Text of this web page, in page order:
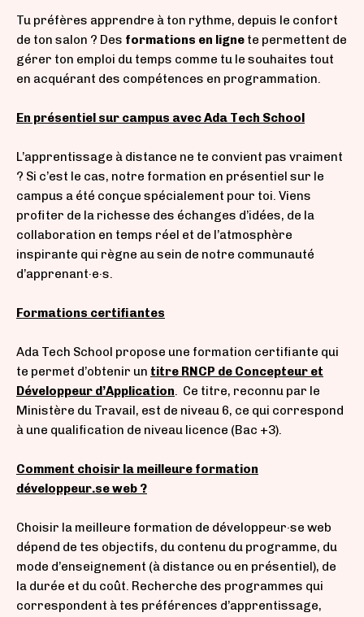
Tu préfères apprendre à ton rythme, depuis le confort
de ton salon ? Des formations en ligne te permettent de
gérer ton emploi du temps comme tu le souhaites tout
en acquérant des compétences en programmation.
En présentiel sur campus avec Ada Tech School
L’apprentissage à distance ne te convient pas vraiment
? Si c’est le cas, notre formation en présentiel sur le
campus a été conçue spécialement pour toi. Viens
profiter de la richesse des échanges d’idées, de la
collaboration en temps réel et de l’atmosphère
inspirante qui règne au sein de notre communauté
d’apprenant·e·s.
Formations certifiantes
Ada Tech School propose une formation certifiante qui
te permet d’obtenir un titre RNCP de Concepteur et
Développeur d’Application. Ce titre, reconnu par le
Ministère du Travail, est de niveau 6, ce qui correspond
à une qualification de niveau licence (Bac +3).
Comment choisir la meilleure formation
développeur.se web ?
Choisir la meilleure formation de développeur·se web
dépend de tes objectifs, du contenu du programme, du
mode d’enseignement (à distance ou en présentiel), de
la durée et du coût. Recherche des programmes qui
correspondent à tes préférences d’apprentissage,